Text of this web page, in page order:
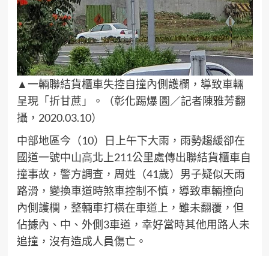
▲一輛聯結貨櫃車失控自撞內側護欄，導致車輛
呈現「折甘蔗」。（彰化踢爆 圖／記者陳雅芳翻
攝，2020.03.10）
中部地區今（10）日上午下大雨，雨勢趨緩卻在
國道一號中山高北上211公里處傳出聯結貨櫃車自
撞事故，警方調查，周姓（41歲）男子疑似天雨
路滑，變換車道時煞車控制不慎，導致車輛撞向
內側護欄，整輛車打橫在車道上，雖未翻覆，但
佔據內、中、外側3車道，幸好當時其他用路人未
追撞，沒有造成人員傷亡。